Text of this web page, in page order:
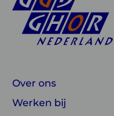
Over ons
Werken bij